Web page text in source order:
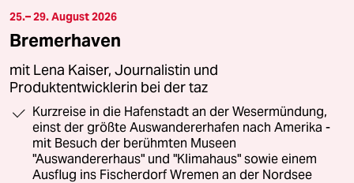
25.– 29. August 2026
Bremerhaven
mit Lena Kaiser, Journalistin und
Produktentwicklerin bei der taz
Kurzreise in die Hafenstadt an der Wesermündung,
einst der größte Auswandererhafen nach Amerika -
mit Besuch der berühmten Museen
"Auswandererhaus" und "Klimahaus" sowie einem
Ausflug ins Fischerdorf Wremen an der Nordsee